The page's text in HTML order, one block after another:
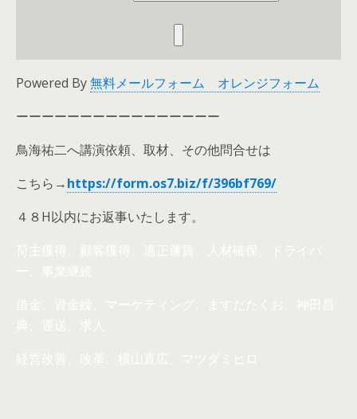
Powered By無料メールフォーム オレンジフォーム
ーーーーーーーーーーーーーーーー
鳥海祐二へ講演依頼、取材、その他問合せは
こちら→https://form.os7.biz/f/396bf769/
４８H以内にお返事いたします。
荷主獲得、顧客獲得、適正運賃、人材確保、ドライバ
ー、事業継続
借金、資金繰、マーケティング、ますだたくお、神田昌
典、運送、求人
経営改善、改革、横山直広、マツダミヒロ